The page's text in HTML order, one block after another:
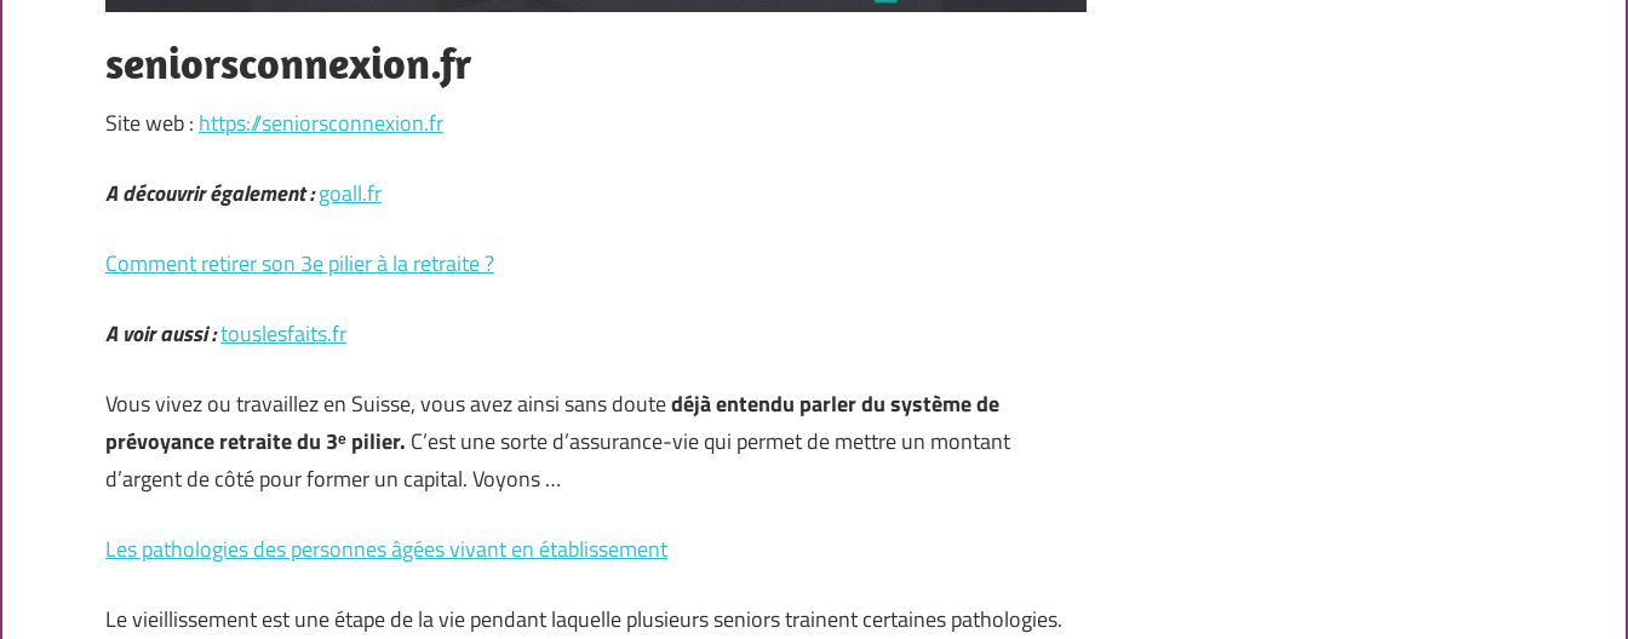
seniorsconnexion.fr
Site web : https://seniorsconnexion.fr
A découvrir également :goall.fr
Comment retirer son 3e pilier à la retraite ?
A voir aussi :touslesfaits.fr
Vous vivez ou travaillez en Suisse, vous avez ainsi sans doutedéjà entendu parler du système de
prévoyance retraite du 3ᵉ pilier. C’est une sorte d’assurance-vie qui permet de mettre un montant
d’argent de côté pour former un capital. Voyons …
Les pathologies des personnes âgées vivant en établissement
Le vieillissement est une étape de la vie pendant laquelle plusieurs seniors trainent certaines pathologies.